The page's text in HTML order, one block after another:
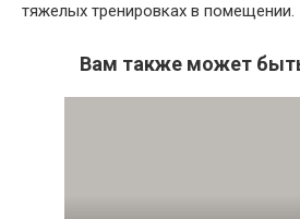
тяжелых тренировках в помещении.
Вам также может